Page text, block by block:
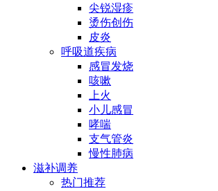
尖锐湿疹
烫伤创伤
皮炎
呼吸道疾病
感冒发烧
咳嗽
上火
小儿感冒
哮喘
支气管炎
慢性肺病
滋补调养
热门推荐